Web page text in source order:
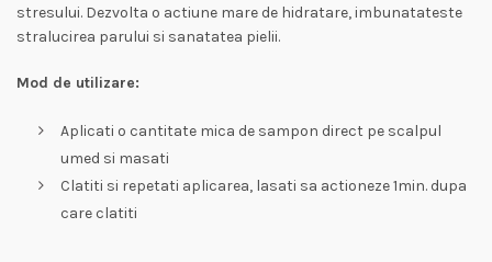
stresului. Dezvolta o actiune mare de hidratare, imbunatateste
stralucirea parului si sanatatea pielii.
Mod de utilizare:
Aplicati o cantitate mica de sampon direct pe scalpul
umed si masati
Clatiti si repetati aplicarea, lasati sa actioneze 1min. dupa
care clatiti